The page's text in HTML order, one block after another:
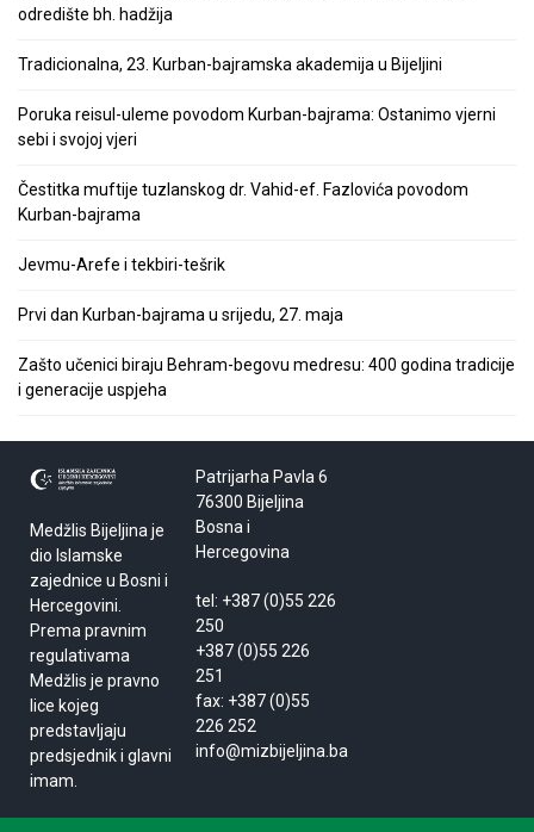
odredište bh. hadžija
Tradicionalna, 23. Kurban-bajramska akademija u Bijeljini
Poruka reisul-uleme povodom Kurban-bajrama: Ostanimo vjerni
sebi i svojoj vjeri
Čestitka muftije tuzlanskog dr. Vahid-ef. Fazlovića povodom
Kurban-bajrama
Jevmu-Arefe i tekbiri-tešrik
Prvi dan Kurban-bajrama u srijedu, 27. maja
Zašto učenici biraju Behram-begovu medresu: 400 godina tradicije
i generacije uspjeha
Medžlis Bijeljina je
dio Islamske
zajednice u Bosni i
Hercegovini.
Prema pravnim
regulativama
Medžlis je pravno
lice kojeg
predstavljaju
predsjednik i glavni
imam.
Patrijarha Pavla 6
76300 Bijeljina
Bosna i
Hercegovina
tel: +387 (0)55 226
250
+387 (0)55 226
251
fax: +387 (0)55
226 252
info@mizbijeljina.ba